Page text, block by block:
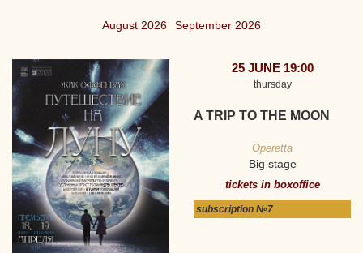
August 2026 September 2026
25 JUNE 19:00
thursday
A TRIP TO THE MOON
Operetta
Big stage
tickets in boxoffice
subscription №7